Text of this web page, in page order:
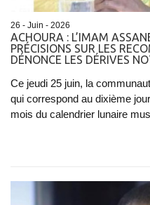
26 - Juin - 2026
ACHOURA : L’IMAM
PRÉCISIONS SUR LES
DÉNONCE LES DÉRIVES
Ce jeudi 25 juin, la
qui correspond au dixième
mois du calendrier lunaire